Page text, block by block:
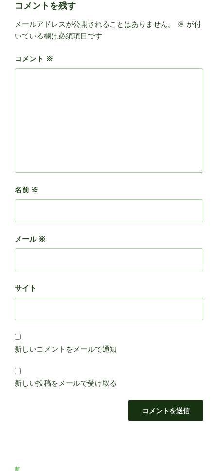
コメントを残す
メールアドレスが公開されることはありません。 ※ が付
いている欄は必須項目です
コメント ※
名前 ※
メール ※
サイト
新しいコメントをメールで通知
新しい投稿をメールで受け取る
投
前